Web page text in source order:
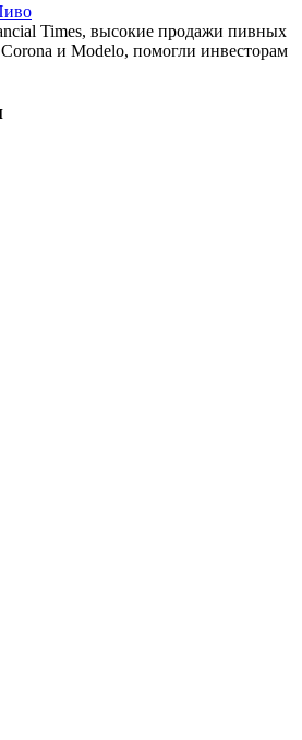
Times, высокие продажи пивных
и Modelo, помогли инвесторам